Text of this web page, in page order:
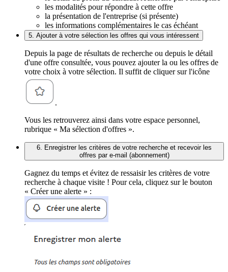
les modalités pour répondre à cette offre
la présentation de l'entreprise (si présente)
les informations complémentaires le cas échéant
5. Ajouter à votre sélection les offres qui vous intéressent
Depuis la page de résultats de recherche ou depuis le détail
d'une offre consultée, vous pouvez ajouter la ou les offres de
votre choix à votre sélection. Il suffit de cliquer sur l'icône
.
Vous les retrouverez ainsi dans votre espace personnel,
rubrique « Ma sélection d'offres ».
6. Enregistrer les critères de votre recherche et recevoir les
offres par e-mail (abonnement)
Gagnez du temps et évitez de ressaisir les critères de votre
recherche à chaque visite ! Pour cela, cliquez sur le bouton
« Créer une alerte » :